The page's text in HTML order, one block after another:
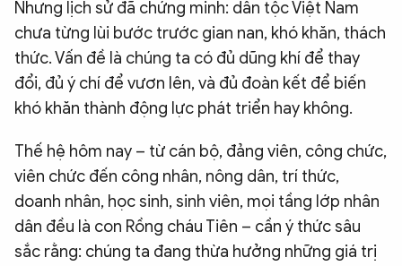
Nhưng lịch sử đã chứng minh: dân tộc Việt Nam
chưa từng lùi bước trước gian nan, khó khăn, thách
thức. Vấn đề là chúng ta có đủ dũng khí để thay
đổi, đủ ý chí để vươn lên, và đủ đoàn kết để biến
khó khăn thành động lực phát triển hay không.
Thế hệ hôm nay – từ cán bộ, đảng viên, công chức,
viên chức đến công nhân, nông dân, trí thức,
doanh nhân, học sinh, sinh viên, mọi tầng lớp nhân
dân đều là con Rồng cháu Tiên – cần ý thức sâu
sắc rằng: chúng ta đang thừa hưởng những giá trị